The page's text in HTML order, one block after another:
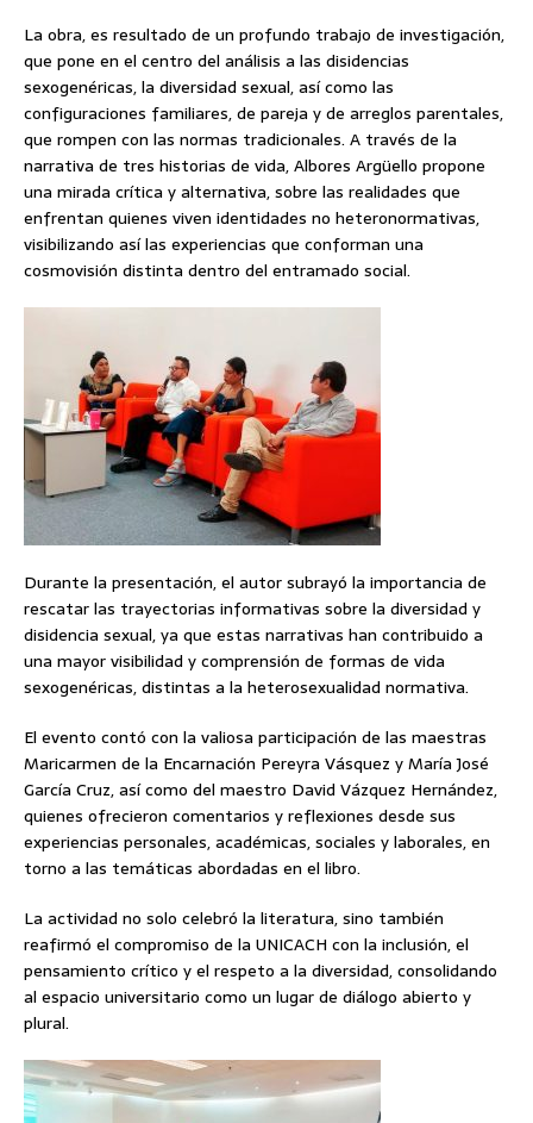
La obra, es resultado de un profundo trabajo de investigación,
que pone en el centro del análisis a las disidencias
sexogenéricas, la diversidad sexual, así como las
configuraciones familiares, de pareja y de arreglos parentales,
que rompen con las normas tradicionales. A través de la
narrativa de tres historias de vida, Albores Argüello propone
una mirada crítica y alternativa, sobre las realidades que
enfrentan quienes viven identidades no heteronormativas,
visibilizando así las experiencias que conforman una
cosmovisión distinta dentro del entramado social.
Durante la presentación, el autor subrayó la importancia de
rescatar las trayectorias informativas sobre la diversidad y
disidencia sexual, ya que estas narrativas han contribuido a
una mayor visibilidad y comprensión de formas de vida
sexogenéricas, distintas a la heterosexualidad normativa.
El evento contó con la valiosa participación de las maestras
Maricarmen de la Encarnación Pereyra Vásquez y María José
García Cruz, así como del maestro David Vázquez Hernández,
quienes ofrecieron comentarios y reflexiones desde sus
experiencias personales, académicas, sociales y laborales, en
torno a las temáticas abordadas en el libro.
La actividad no solo celebró la literatura, sino también
reafirmó el compromiso de la UNICACH con la inclusión, el
pensamiento crítico y el respeto a la diversidad, consolidando
al espacio universitario como un lugar de diálogo abierto y
plural.